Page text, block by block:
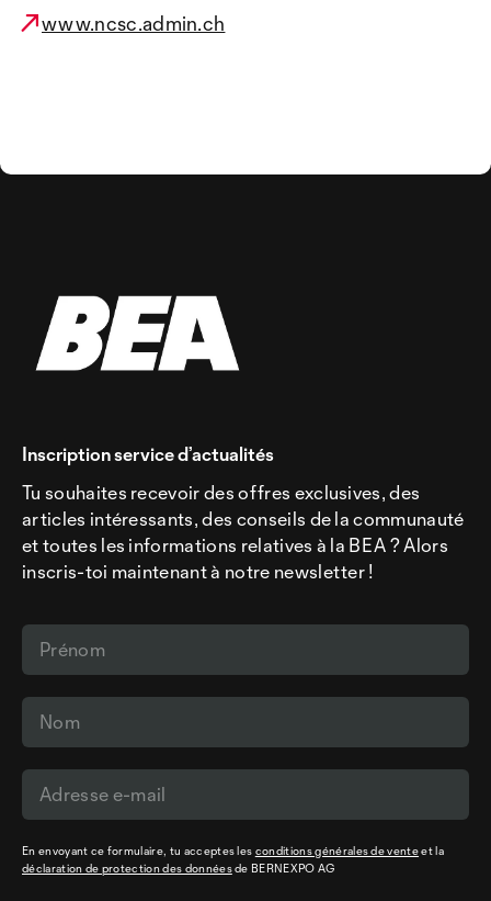
www.ncsc.admin.ch
Inscription service d’actualités
Tu souhaites recevoir des offres exclusives, des
articles intéressants, des conseils de la communauté
et toutes les informations relatives à la BEA ? Alors
inscris-toi maintenant à notre newsletter !
En envoyant ce formulaire, tu acceptes les conditions générales de venteet la
déclaration de protection des donnéesde BERNEXPO AG